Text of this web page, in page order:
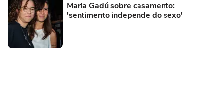
Maria Gadú sobre casamento:
'sentimento independe do sexo'